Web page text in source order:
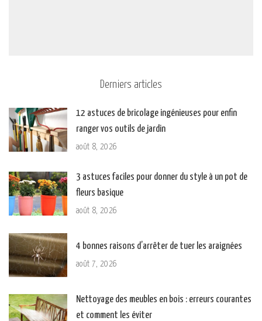
Derniers articles
12 astuces de bricolage ingénieuses pour enfin
ranger vos outils de jardin
août 8, 2026
3 astuces faciles pour donner du style à un pot de
fleurs basique
août 8, 2026
4 bonnes raisons d’arrêter de tuer les araignées
août 7, 2026
Nettoyage des meubles en bois : erreurs courantes
et comment les éviter